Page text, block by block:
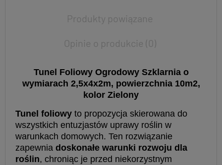
Produkty powiązane
Opinie o produkcie (0)
Tunel Foliowy Ogrodowy Szklarnia o
wymiarach 2,5x4x2m, powierzchnia 10m2,
kolor Zielony
Tunel foliowy to propozycja skierowana do
wszystkich entuzjastów uprawy roślin w
warunkach domowych. Ten rozwiązanie
zapewnia doskonałe warunki rozwoju dla
roślin, chroniąc je przed niekorzystnym